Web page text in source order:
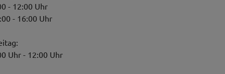
- 12:00 Uhr
- 16:00 Uhr
Uhr - 12:00 Uhr